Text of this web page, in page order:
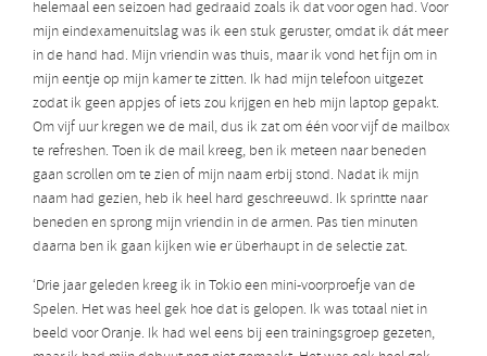
helemaal een seizoen had gedraaid zoals ik dat voor ogen had. Voor
mijn eindexamenuitslag was ik een stuk geruster, omdat ik dát meer
in de hand had. Mijn vriendin was thuis, maar ik vond het fijn om in
mijn eentje op mijn kamer te zitten. Ik had mijn telefoon uitgezet
zodat ik geen appjes of iets zou krijgen en heb mijn laptop gepakt.
Om vijf uur kregen we de mail, dus ik zat om één voor vijf de mailbox
te refreshen. Toen ik de mail kreeg, ben ik meteen naar beneden
gaan scrollen om te zien of mijn naam erbij stond. Nadat ik mijn
naam had gezien, heb ik heel hard geschreeuwd. Ik sprintte naar
beneden en sprong mijn vriendin in de armen. Pas tien minuten
daarna ben ik gaan kijken wie er überhaupt in de selectie zat.
‘Drie jaar geleden kreeg ik in Tokio een mini-voorproefje van de
Spelen. Het was heel gek hoe dat is gelopen. Ik was totaal niet in
beeld voor Oranje. Ik had wel eens bij een trainingsgroep gezeten,